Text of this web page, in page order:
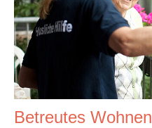
Betreutes Wohnen